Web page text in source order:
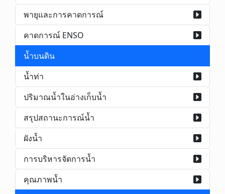
พายุและการคาดการณ์
คาดการณ์ ENSO
น้ำบนดิน
น้ำท่า
ปริมาณน้ำในอ่างเก็บน้ำ
สรุปสถานะการณ์น้ำ
ผังน้ำ
การบริหารจัดการน้ำ
คุณภาพน้ำ